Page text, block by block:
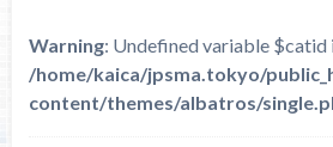
Warning: Undefined variable $catid
/home/kaica/jpsma.tokyo/
content/themes/albatros/